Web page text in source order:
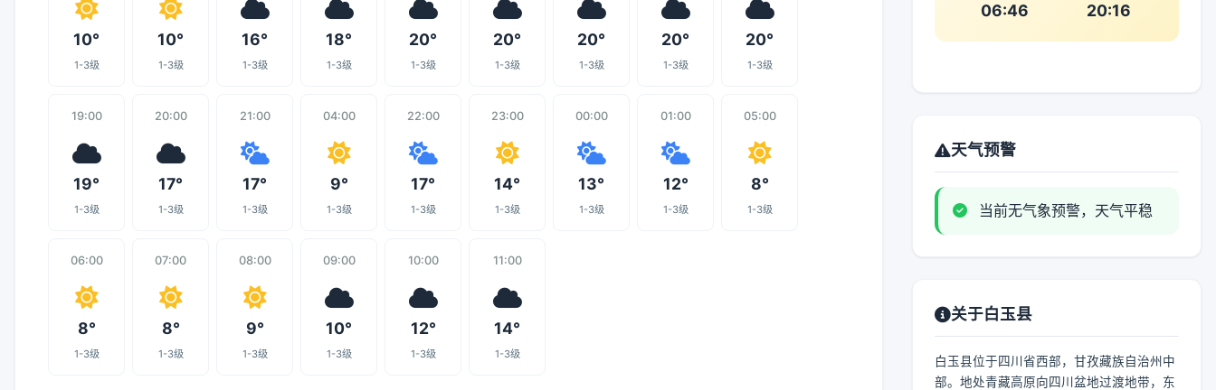
10°
1-3级
10°
1-3级
16°
1-3级
18°
1-3级
20°
1-3级
20°
1-3级
20°
1-3级
20°
1-3级
20°
1-3级
19:00
19°
1-3级
20:00
17°
1-3级
21:00
17°
1-3级
04:00
9°
1-3级
22:00
17°
1-3级
23:00
14°
1-3级
00:00
13°
1-3级
01:00
12°
1-3级
05:00
8°
1-3级
06:00
8°
1-3级
07:00
8°
1-3级
08:00
9°
1-3级
09:00
10°
1-3级
10:00
12°
1-3级
11:00
14°
1-3级
06:46 20:16
天气预警
当前无气象预警，天气平稳
关于白玉县
白玉县位于四川省西部，甘孜藏族自治州中
部。地处青藏高原向四川盆地过渡地带，东